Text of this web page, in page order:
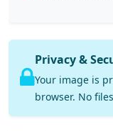
Privacy &
Your image is
browser. No